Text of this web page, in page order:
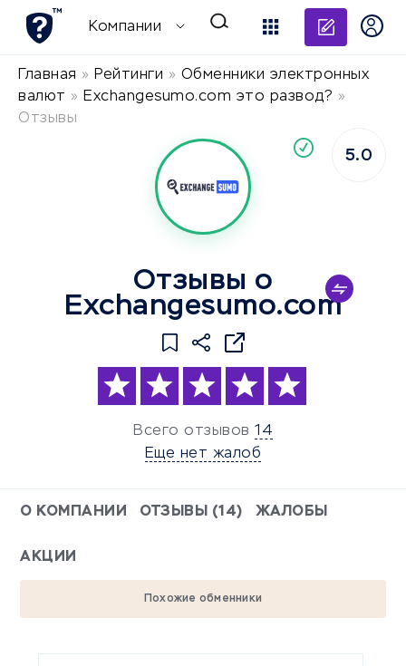
Компании
Главная » Рейтинги » Обменники электронных
валют » Exchangesumo.com это развод? »
Отзывы
Отзывы о
Exchangesumo.com
Всего отзывов 14
Еще нет жалоб
5.0
компания
О КОМПАНИИ ОТЗЫВЫ (14) ЖАЛОБЫ
АКЦИИ
Похожие обменники